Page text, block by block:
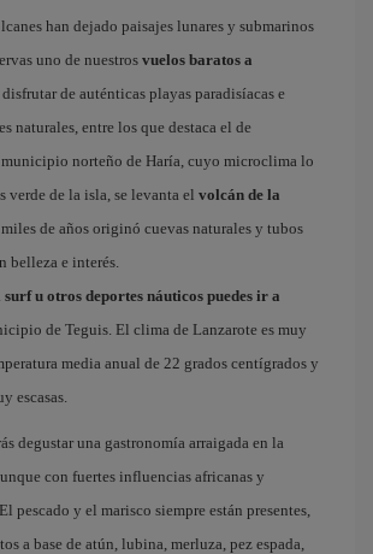
han dejado paisajes lunares y submarinos
uno de nuestros vuelos baratos a
de auténticas playas paradisíacas e
naturales, entre los que destaca el de
municipio norteño de Haría, cuyo microclima lo
verde de la isla, se levanta el volcán de la
miles de años originó cuevas naturales y tubos
belleza e interés.
surf u otros deportes náuticos puedes ir a
de Teguis. El clima de Lanzarote es muy
media anual de 22 grados centígrados y
escasas.
degustar una gastronomía arraigada en la
con fuertes influencias africanas y
pescado y el marisco siempre están presentes,
a base de atún, lubina, merluza, pez espada,